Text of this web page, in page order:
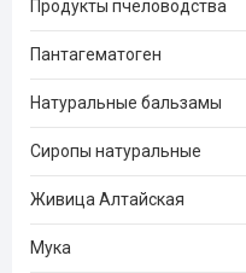
Продукты пчеловодства
Пантагематоген
Натуральные бальзамы
Сиропы натуральные
Живица Алтайская
Мука